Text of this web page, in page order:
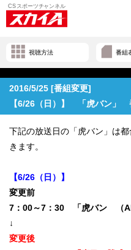
視聴方法 番組
2016/5/25 [番組変更]
【6/26（日）】 「虎バン」
下記の放送日の「虎バン」は
きます。
【6/26（日）】
変更前
7：00～7：30 「虎バン （
↓
変更後